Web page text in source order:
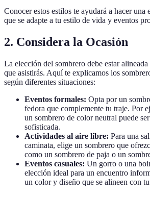
Conocer estos estilos te ayudará a hacer una
que se adapte a tu estilo de vida y eventos
2. Considera la Ocasión
La elección del sombrero debe estar
que asistirás. Aquí te explicamos los
según diferentes situaciones:
Eventos formales: Opta por un
fedora que complemente tu traje. Por
un sombrero de color neutral puede
sofisticada.
Actividades al aire libre: Para una
caminata, elige un sombrero que
como un sombrero de paja o un
Eventos casuales: Un gorro o una
elección ideal para un encuentro
un color y diseño que se alineen con